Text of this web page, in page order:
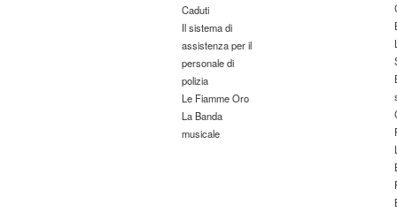
Caduti
Il sistema di
assistenza per il
personale di
polizia
Le Fiamme Oro
La Banda
musicale